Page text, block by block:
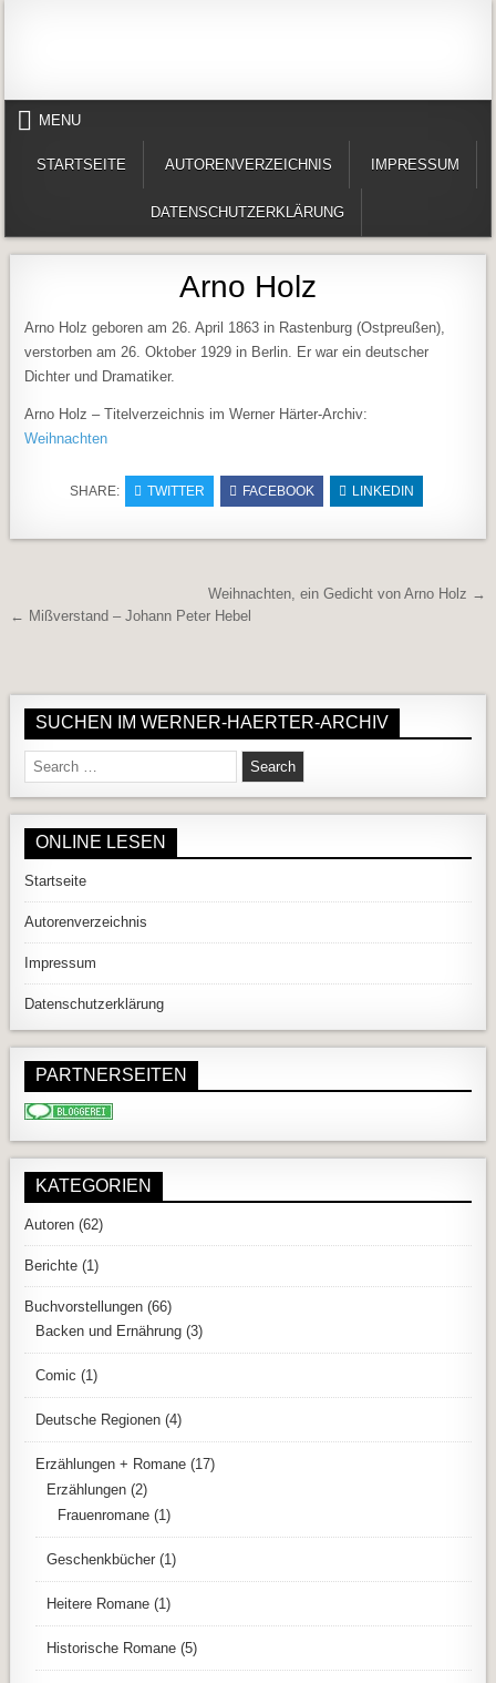
MENU
STARTSEITE AUTORENVERZEICHNIS IMPRESSUM
DATENSCHUTZERKLÄRUNG
Arno Holz
Arno Holz geboren am 26. April 1863 in Rastenburg (Ostpreußen),
verstorben am 26. Oktober 1929 in Berlin. Er war ein deutscher
Dichter und Dramatiker.
Arno Holz – Titelverzeichnis im Werner Härter-Archiv:
Weihnachten
SHARE: TWITTER FACEBOOK LINKEDIN
BeitragsnavigationWeihnachten, ein Gedicht von Arno Holz →
← Mißverstand – Johann Peter Hebel
SUCHEN IM WERNER-HAERTER-ARCHIV
Search for:
ONLINE LESEN
Startseite
Autorenverzeichnis
Impressum
Datenschutzerklärung
PARTNERSEITEN
KATEGORIEN
Autoren (62)
Berichte (1)
Buchvorstellungen (66)
Backen und Ernährung (3)
Comic (1)
Deutsche Regionen (4)
Erzählungen + Romane (17)
Erzählungen (2)
Frauenromane (1)
Geschenkbücher (1)
Heitere Romane (1)
Historische Romane (5)